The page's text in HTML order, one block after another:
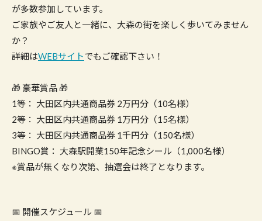
が多数参加しています。
ご家族やご友人と一緒に、大森の街を楽しく歩いてみません
か？
詳細はWEBサイトでもご確認下さい！
🎁 豪華賞品 🎁
1等： 大田区内共通商品券 2万円分（10名様）
2等： 大田区内共通商品券 1万円分（15名様）
3等： 大田区内共通商品券 1千円分（150名様）
BINGO賞： 大森駅開業150年記念シール（1,000名様）
※賞品が無くなり次第、抽選会は終了となります。
📅 開催スケジュール 📅